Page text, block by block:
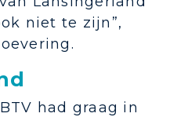
niet te zijn”,
had graag in